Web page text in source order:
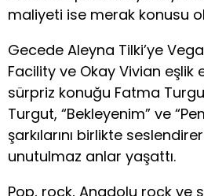
maliyeti ise merak konusu
Gecede Aleyna Tilki’ye
Facility ve Okay Vivian eşlik
sürpriz konuğu Fatma
Turgut, “Bekleyenim” ve
şarkılarını birlikte
unutulmaz anlar yaşattı.
Pop, rock, Anadolu rock ve